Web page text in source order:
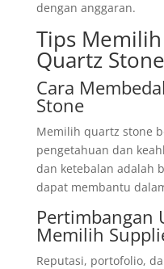
dengan anggaran.
Tips
Quartz
Cara
Stone
Memilih quartz stone
pengetahuan dan
dan ketebalan adalah
dapat membantu
Pertimbangan
Memilih
Reputasi, portofolio,